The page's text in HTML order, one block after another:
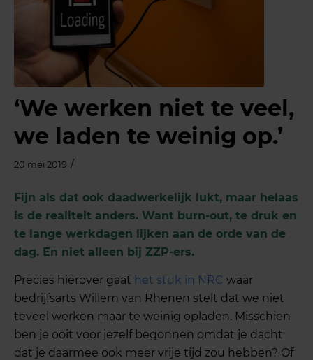
‘We werken niet te veel,
we laden te weinig op.’
20 mei 2019 /
Fijn als dat ook daadwerkelijk lukt, maar helaas
is de realiteit anders. Want burn-out, te druk en
te lange werkdagen lijken aan de orde van de
dag. En niet alleen bij ZZP-ers.
Precies hierover gaat het stuk in NRC waar
bedrijfsarts Willem van Rhenen stelt dat we niet
teveel werken maar te weinig opladen. Misschien
ben je ooit voor jezelf begonnen omdat je dacht
dat je daarmee ook meer vrije tijd zou hebben? Of